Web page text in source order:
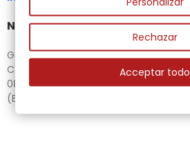
Nuestra tienda
Ganiveteria Rius
C/ Goleta, 11
08221 Terrassa
(Barcelona)
Rechazar
Acceptar todo